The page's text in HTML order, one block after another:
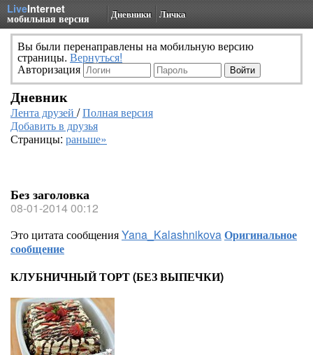
LiveInternet
мобильная версия Дневники Личка
Вы были перенаправлены на мобильную версию
страницы. Вернуться!
Авторизация
Дневник
Лента друзей /Полная версия
Добавить в друзья
Страницы: раньше»
Без заголовка
08-01-2014 00:12
Это цитата сообщенияYana_KalashnikovaОригинальное
сообщение
КЛУБНИЧНЫЙ ТОРТ (БЕЗ ВЫПЕЧКИ)